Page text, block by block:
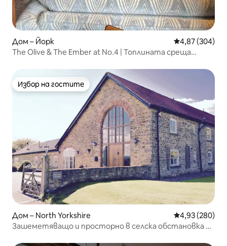
Дом – Йорк Средна
4,87 (304)
The Olive & The Ember at No.4 | Топлината среща
Избор на гостите
Избор на гостите
Дом – North Yorkshire Средна
4,93 (280)
Зашеметяващо и просторно в селска обстановка –